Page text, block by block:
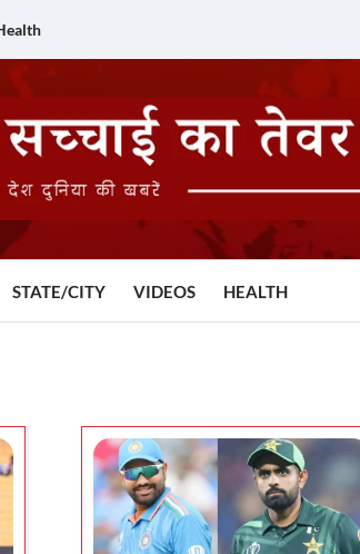
STATE/CITY VIDEOS HEALTH